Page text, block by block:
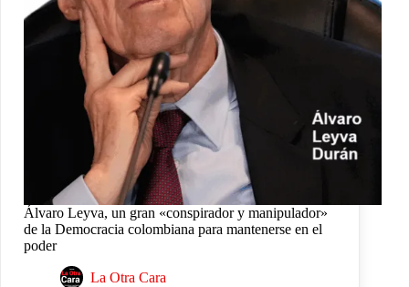
Álvaro Leyva, un gran «conspirador y manipulador»
de la Democracia colombiana para mantenerse en el
poder
La Otra Cara